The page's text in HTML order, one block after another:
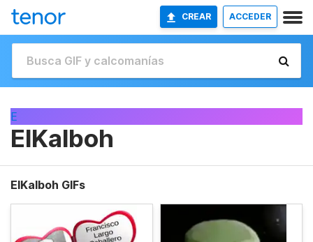
CREAR ACCEDER
E
ElKalboh
ElKalboh GIFs